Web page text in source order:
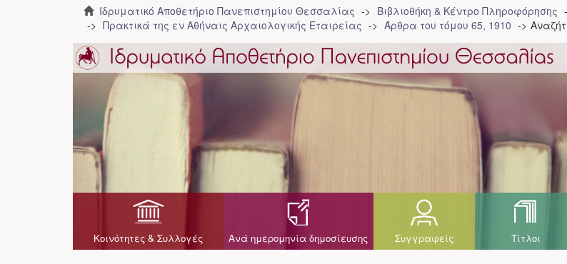
Ιδρυματικό Αποθετήριο Πανεπιστημίου Θεσσαλίας Βιβλιοθήκη & Κέντρο Πληροφόρησης
Πρακτικά της εν Αθήναις Αρχαιολογικής Εταιρείας
Άρθρα του τόμου 65, 1910
Κοινότητες & Συλλογές Ανά ημερομηνία δημοσίευσης Συγγραφείς Τίτλοι